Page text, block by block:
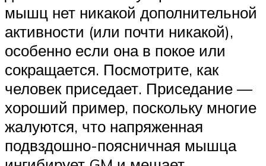
мышц нет никакой дополнительной
активности (или почти никакой),
особенно если она в покое или
сокращается. Посмотрите, как
человек приседает. Приседание —
хороший пример, поскольку многие
жалуются, что напряженная
подвздошно-поясничная мышца